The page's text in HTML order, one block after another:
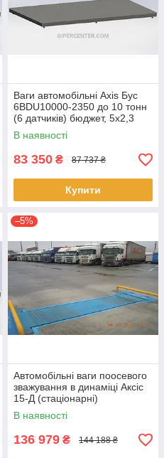
Ваги автомобільні Axis Бус
6BDU10000-2350 до 10 тонн
(6 датчиків) бюджет, 5х2,3
метри
В наявності
83 350 ₴ 87 737 ₴
Купити
–5%
Автомобільні ваги поосевого
зважування в динаміці Аксіс
15-Д (стаціонарні)
В наявності
136 979 ₴ 144 188 ₴